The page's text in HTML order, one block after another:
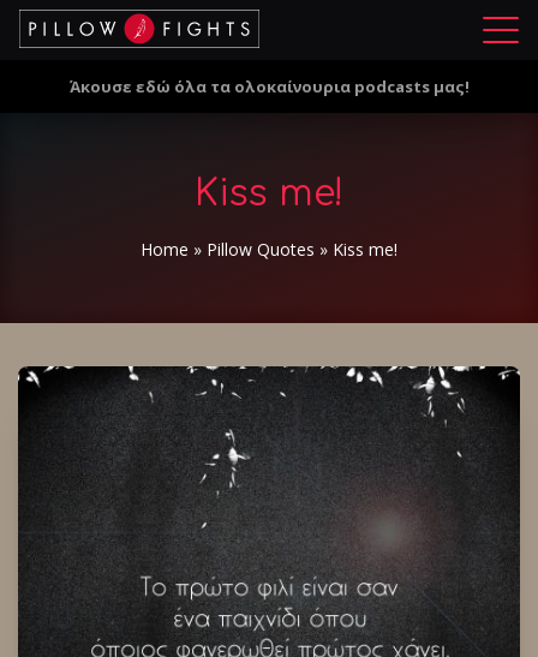
Μ
ο
Άκουσε εδώ όλα τα ολοκαίνουρια podcasts μας!
Kiss me!
Home » Pillow Quotes » Kiss me!